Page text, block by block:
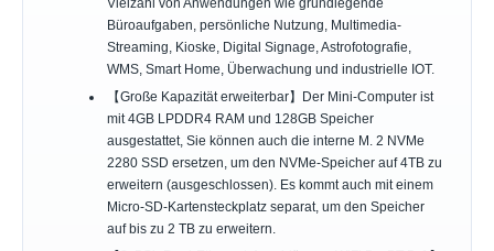
Vielzahl von Anwendungen wie grundlegende
Büroaufgaben, persönliche Nutzung, Multimedia-
Streaming, Kioske, Digital Signage, Astrofotografie,
WMS, Smart Home, Überwachung und industrielle IOT.
【Große Kapazität erweiterbar】Der Mini-Computer ist
mit 4GB LPDDR4 RAM und 128GB Speicher
ausgestattet, Sie können auch die interne M. 2 NVMe
2280 SSD ersetzen, um den NVMe-Speicher auf 4TB zu
erweitern (ausgeschlossen). Es kommt auch mit einem
Micro-SD-Kartensteckplatz separat, um den Speicher
auf bis zu 2 TB zu erweitern.